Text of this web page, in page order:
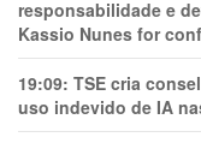
responsabilidade e
Kassio Nunes for
19:09: TSE cria
uso indevido de IA